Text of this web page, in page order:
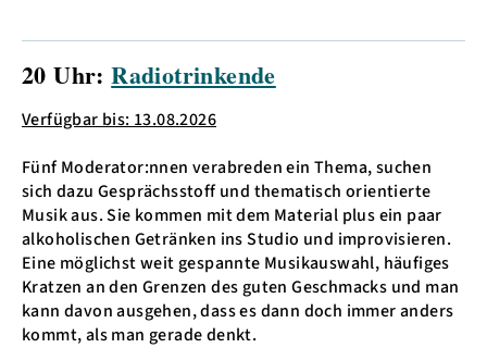
20 Uhr:Radiotrinkende
Verfügbar bis: 13.08.2026
Fünf Moderator:nnen verabreden ein Thema, suchen
sich dazu Gesprächsstoff und thematisch orientierte
Musik aus. Sie kommen mit dem Material plus ein paar
alkoholischen Getränken ins Studio und improvisieren.
Eine möglichst weit gespannte Musikauswahl, häufiges
Kratzen an den Grenzen des guten Geschmacks und man
kann davon ausgehen, dass es dann doch immer anders
kommt, als man gerade denkt.